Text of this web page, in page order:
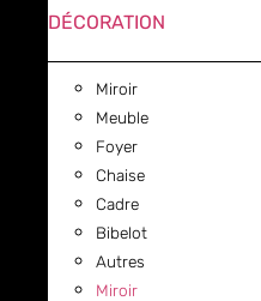
DÉCORATION
Miroir
Meuble
Foyer
Chaise
Cadre
Bibelot
Autres
Miroir